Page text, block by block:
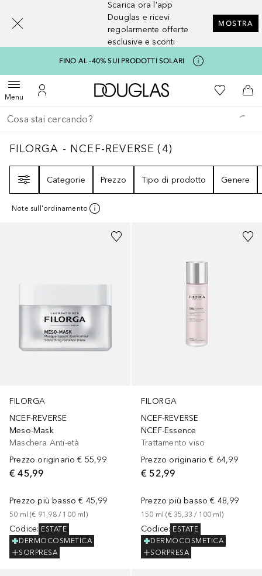
Scarica ora l'app
Douglas e ricevi
regolarmente offerte
esclusive e sconti
MOSTRA
FINO AL -40% SUI PRODOTTI SOLARI
MenuApri menuAl Mio Account
A Douglas HomeAlla Mia
Al
Torna indietro
Esegui ricerca
FILORGA - NCEF-REVERSE4
FILORGA - NCEF-REVERSE (4)
Categorie
Prezzo Tipo di prodotto Genere
Note sull'ordinamento
FILORGA
NCEF-REVERSE
Meso-Mask
Maschera Anti-età
Prezzo originario € 55,99
€ 45,99
Prezzo più basso € 45,99
50 ml (€ 91,98 / 100 ml )
Codice: ESTATE
DERMOCOSMETICA
SORPRESA
FILORGA
NCEF-REVERSE
NCEF-Essence
Trattamento viso
Prezzo originario € 64,99
€ 52,99
Prezzo più basso € 48,99
150 ml (€ 35,33 / 100 ml )
Codice: ESTATE
DERMOCOSMETICA
SORPRESA
[navigation.slideout.screenreader]